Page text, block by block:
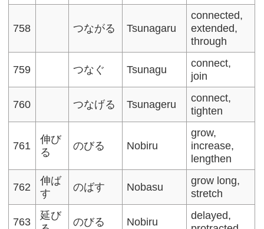
758 つながる Tsunagaru
connected,
extended,
through
759 つなぐ Tsunagu
connect,
join
760 つなげる Tsunageru
connect,
tighten
761
伸び
る
のびる Nobiru
grow,
increase,
lengthen
762
伸ば
す
のばす Nobasu
grow long,
stretch
763
延び
のびる Nobiru
delayed,